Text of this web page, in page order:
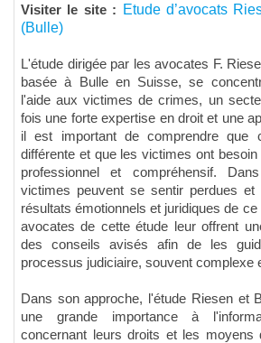
Visiter le site :
Etude d’avocats
(Bulle)
L'étude dirigée par les avocates F.
basée à Bulle en Suisse, se
l'aide aux victimes de crimes, un
fois une forte expertise en droit et une
il est important de comprendre que
différente et que les victimes ont
professionnel et compréhensif.
victimes peuvent se sentir perdues et
résultats émotionnels et juridiques de
avocates de cette étude leur offrent
des conseils avisés afin de les
processus judiciaire, souvent complexe
Dans son approche, l'étude Riesen et
une grande importance à
concernant leurs droits et les moyens